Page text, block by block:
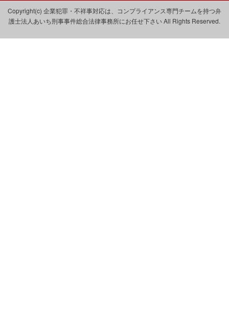
Copyright(c) 企業犯罪・不祥事対応は、コンプライアンス専門チームを持つ弁
護士法人あいち刑事事件総合法律事務所にお任せ下さい All Rights Reserved.